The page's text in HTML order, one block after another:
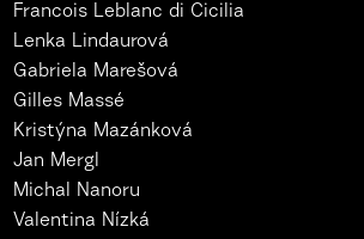
Francois Leblanc di Cicilia
Lenka Lindaurová
Gabriela Marešová
Gilles Massé
Kristýna Mazánková
Jan Mergl
Michal Nanoru
Valentina Nízká